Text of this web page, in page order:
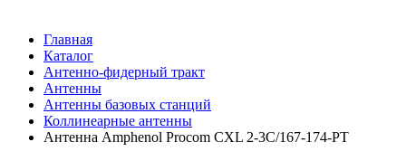
Главная
Каталог
Антенно-фидерный тракт
Антенны
Антенны базовых станций
Коллинеарные антенны
Антенна Amphenol Procom CXL 2-3C/167-174-PT